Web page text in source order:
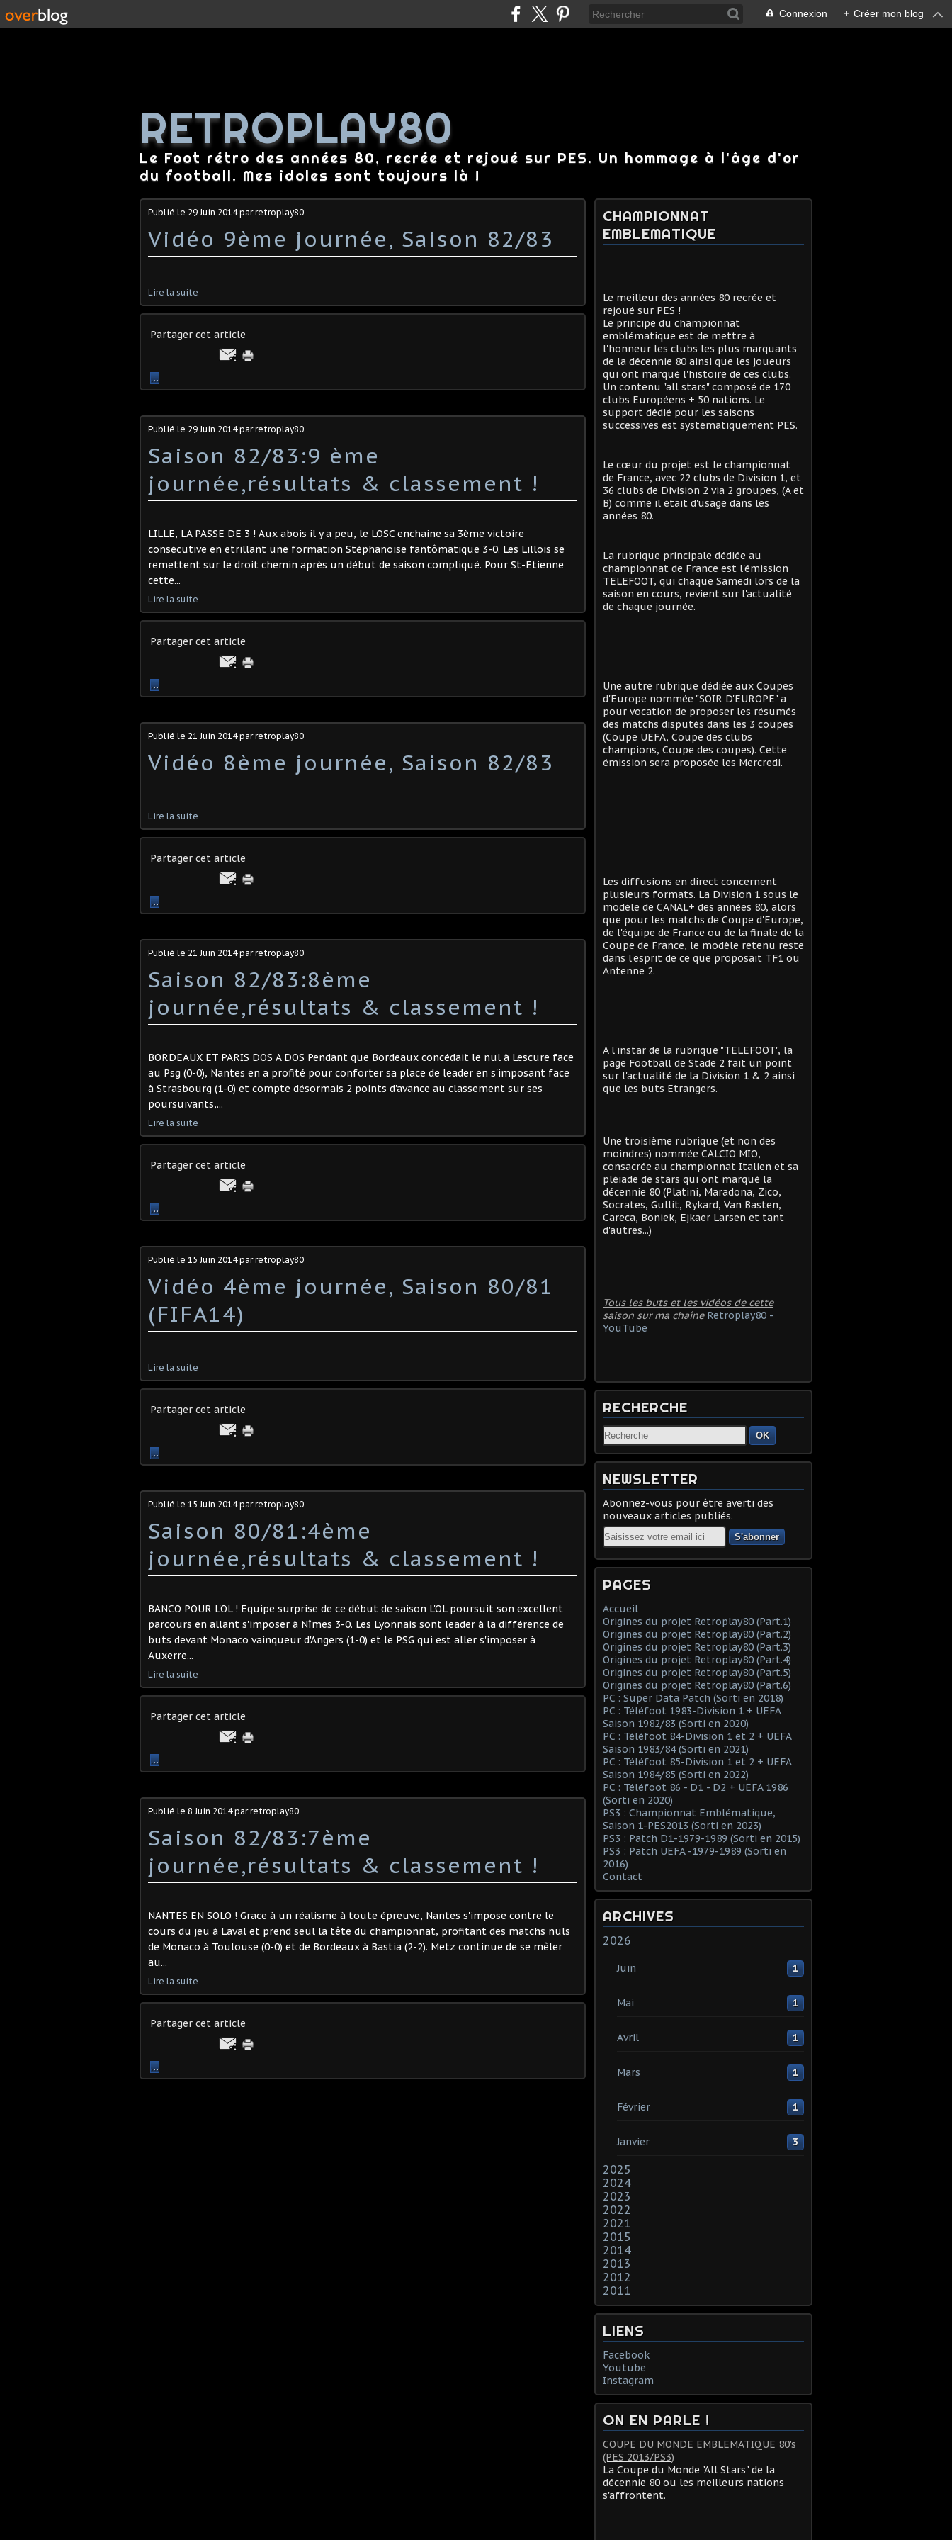
Connexion + Créer mon blog
RETROPLAY80
Le Foot rétro des années 80, recrée et rejoué sur PES. Un hommage à l'âge d'or
du football. Mes idoles sont toujours là !
Publié le 29 Juin 2014par retroplay80
Vidéo 9ème journée, Saison 82/83
Lire la suite
Partager cet article
…
Publié le 29 Juin 2014par retroplay80
Saison 82/83:9 ème
journée,résultats & classement !
LILLE, LA PASSE DE 3 ! Aux abois il y a peu, le LOSC enchaine sa 3ème victoire
consécutive en etrillant une formation Stéphanoise fantômatique 3-0. Les Lillois se
remettent sur le droit chemin après un début de saison compliqué. Pour St-Etienne
cette...
Lire la suite
Partager cet article
…
Publié le 21 Juin 2014par retroplay80
Vidéo 8ème journée, Saison 82/83
Lire la suite
Partager cet article
…
Publié le 21 Juin 2014par retroplay80
Saison 82/83:8ème
journée,résultats & classement !
BORDEAUX ET PARIS DOS A DOS Pendant que Bordeaux concédait le nul à Lescure face
au Psg (0-0), Nantes en a profité pour conforter sa place de leader en s'imposant face
à Strasbourg (1-0) et compte désormais 2 points d'avance au classement sur ses
poursuivants,...
Lire la suite
Partager cet article
…
Publié le 15 Juin 2014par retroplay80
Vidéo 4ème journée, Saison 80/81
(FIFA14)
Lire la suite
Partager cet article
…
Publié le 15 Juin 2014par retroplay80
Saison 80/81:4ème
journée,résultats & classement !
BANCO POUR L'OL ! Equipe surprise de ce début de saison L'OL poursuit son excellent
parcours en allant s'imposer à Nîmes 3-0. Les Lyonnais sont leader à la différence de
buts devant Monaco vainqueur d'Angers (1-0) et le PSG qui est aller s'imposer à
Auxerre...
Lire la suite
Partager cet article
…
Publié le 8 Juin 2014par retroplay80
Saison 82/83:7ème
journée,résultats & classement !
NANTES EN SOLO ! Grace à un réalisme à toute épreuve, Nantes s'impose contre le
cours du jeu à Laval et prend seul la tête du championnat, profitant des matchs nuls
de Monaco à Toulouse (0-0) et de Bordeaux à Bastia (2-2). Metz continue de se mêler
au...
Lire la suite
Partager cet article
…
CHAMPIONNAT
EMBLEMATIQUE
Le meilleur des années 80 recrée et
rejoué sur PES !
Le principe du championnat
emblématique est de mettre à
l'honneur les clubs les plus marquants
de la décennie 80 ainsi que les joueurs
qui ont marqué l'histoire de ces clubs.
Un contenu "all stars" composé de 170
clubs Européens + 50 nations. Le
support dédié pour les saisons
successives est systématiquement PES.
Le cœur du projet est le championnat
de France, avec 22 clubs de Division 1, et
36 clubs de Division 2 via 2 groupes, (A et
B) comme il était d'usage dans les
années 80.
La rubrique principale dédiée au
championnat de France est l'émission
TELEFOOT, qui chaque Samedi lors de la
saison en cours, revient sur l'actualité
de chaque journée.
Une autre rubrique dédiée aux Coupes
d'Europe nommée "SOIR D'EUROPE" a
pour vocation de proposer les résumés
des matchs disputés dans les 3 coupes
(Coupe UEFA, Coupe des clubs
champions, Coupe des coupes). Cette
émission sera proposée les Mercredi.
Les diffusions en direct concernent
plusieurs formats. La Division 1 sous le
modèle de CANAL+ des années 80, alors
que pour les matchs de Coupe d'Europe,
de l'équipe de France ou de la finale de la
Coupe de France, le modèle retenu reste
dans l'esprit de ce que proposait TF1 ou
Antenne 2.
A l'instar de la rubrique "TELEFOOT", la
page Football de Stade 2 fait un point
sur l'actualité de la Division 1 & 2 ainsi
que les buts Etrangers.
Une troisième rubrique (et non des
moindres) nommée CALCIO MIO,
consacrée au championnat Italien et sa
pléiade de stars qui ont marqué la
décennie 80 (Platini, Maradona, Zico,
Socrates, Gullit, Rykard, Van Basten,
Careca, Boniek, Ejkaer Larsen et tant
d'autres...)
Tous les buts et les vidéos de cette
saison sur ma chaîne Retroplay80 -
YouTube
RECHERCHE
OK
NEWSLETTER
Abonnez-vous pour être averti des
nouveaux articles publiés.
Email
PAGES
Accueil
Origines du projet Retroplay80 (Part.1)
Origines du projet Retroplay80 (Part.2)
Origines du projet Retroplay80 (Part.3)
Origines du projet Retroplay80 (Part.4)
Origines du projet Retroplay80 (Part.5)
Origines du projet Retroplay80 (Part.6)
PC : Super Data Patch (Sorti en 2018)
PC : Téléfoot 1983-Division 1 + UEFA
Saison 1982/83 (Sorti en 2020)
PC : Téléfoot 84-Division 1 et 2 + UEFA
Saison 1983/84 (Sorti en 2021)
PC : Téléfoot 85-Division 1 et 2 + UEFA
Saison 1984/85 (Sorti en 2022)
PC : Téléfoot 86 - D1 - D2 + UEFA 1986
(Sorti en 2020)
PS3 : Championnat Emblématique,
Saison 1-PES2013 (Sorti en 2023)
PS3 : Patch D1-1979-1989 (Sorti en 2015)
PS3 : Patch UEFA -1979-1989 (Sorti en
2016)
Contact
ARCHIVES
2026
Juin 1
Mai 1
Avril 1
Mars 1
Février 1
Janvier 3
2025
2024
2023
2022
2021
2015
2014
2013
2012
2011
LIENS
Facebook
Youtube
Instagram
ON EN PARLE !
COUPE DU MONDE EMBLEMATIQUE 80's
(PES 2013/PS3)
La Coupe du Monde "All Stars" de la
décennie 80 ou les meilleurs nations
s'affrontent.